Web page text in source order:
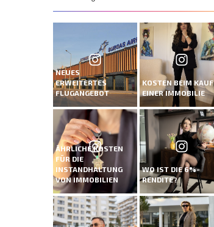
NEUES
ERWEITERTES
FLUGANGEBOT
KOSTEN BEIM KAUF
EINER IMMOBILIE
ÄHRLICHE KOSTEN
FÜR DIE
INSTANDHALTUNG
VON IMMOBILIEN
WO IST DIE 6%-
RENDITE?